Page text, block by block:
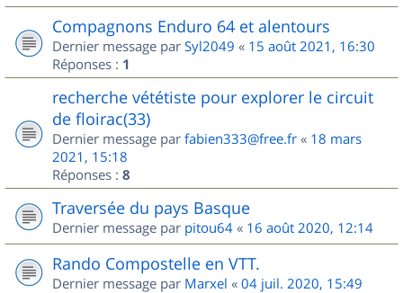
Compagnons Enduro 64 et alentours
Dernier message par Syl2049 « 15 août 2021, 16:30
Réponses : 1
recherche vététiste pour explorer le circuit
de floirac(33)
Dernier message par fabien333@free.fr « 18 mars
2021, 15:18
Réponses : 8
Traversée du pays Basque
Dernier message par pitou64 « 16 août 2020, 12:14
Rando Compostelle en VTT.
Dernier message par Marxel « 04 juil. 2020, 15:49